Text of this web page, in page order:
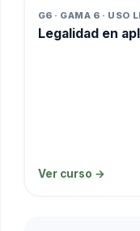
G6 · GAMA 6 · USO
Legalidad en
Ver curso →